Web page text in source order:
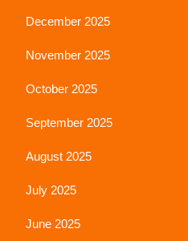
December 2025
November 2025
October 2025
September 2025
August 2025
July 2025
June 2025